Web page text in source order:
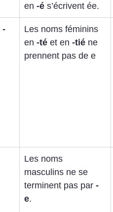
en -é s’écrivent ée.
-
Les noms féminins
en -té et en -tié ne
prennent pas de e
Les noms
masculins ne se
terminent pas par -
e.